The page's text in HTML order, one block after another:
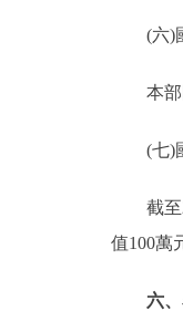
(六)國
本部門
(七)國
截至
值100萬
六